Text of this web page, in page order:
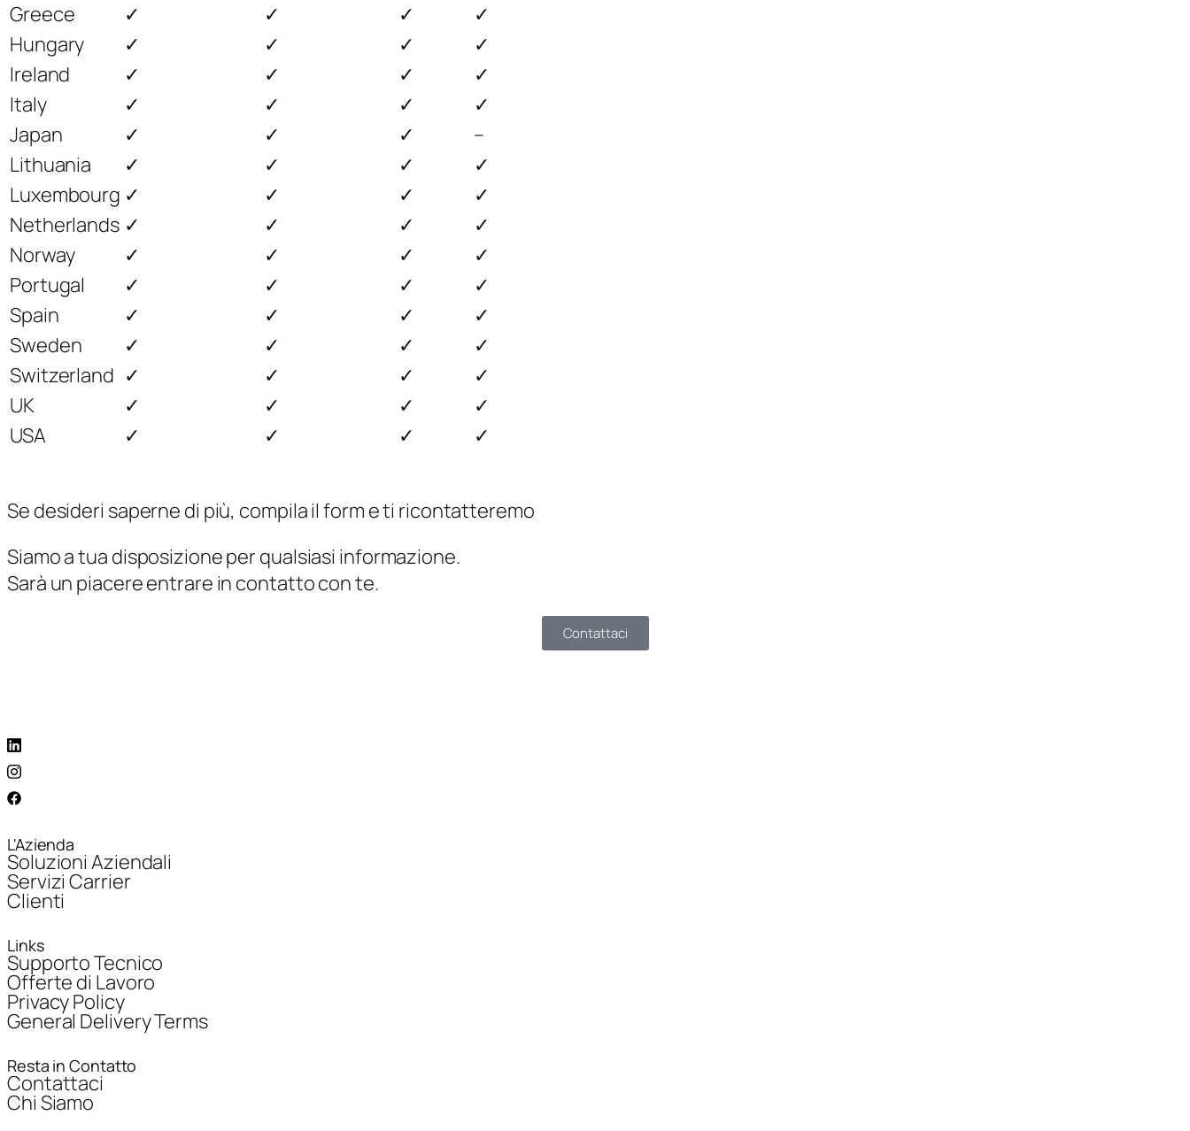
Greece
✓ ✓ ✓
✓
Hungary
✓ ✓ ✓
✓
Ireland
✓ ✓ ✓
✓
Italy
✓ ✓ ✓
✓
Japan
✓ ✓ ✓
–
Lithuania
✓ ✓ ✓
✓
Luxembourg ✓ ✓ ✓
✓
Netherlands ✓ ✓ ✓
✓
Norway
✓ ✓ ✓
✓
Portugal
✓ ✓ ✓
✓
Spain
✓ ✓ ✓
✓
Sweden
✓ ✓ ✓
✓
Switzerland ✓ ✓ ✓
✓
UK
✓ ✓ ✓
✓
USA
✓ ✓ ✓ ✓
Se desideri saperne di più, compila il form e ti ricontatteremo
Siamo a tua disposizione per qualsiasi informazione.
Sarà un piacere entrare in contatto con te.
Contattaci
L'Azienda
Soluzioni Aziendali
Servizi Carrier
Clienti
Links
Supporto Tecnico
Offerte di Lavoro
Privacy Policy
General Delivery Terms
Resta in Contatto
Contattaci
Chi Siamo